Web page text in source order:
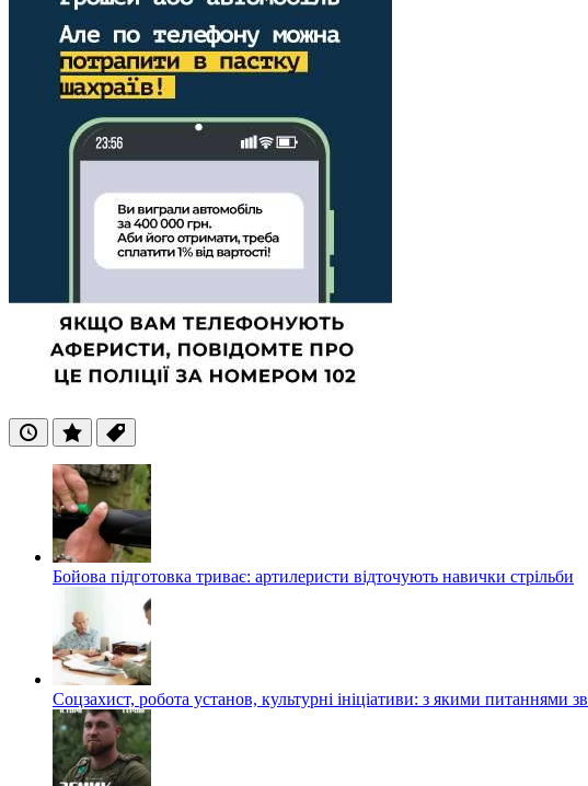
ОстанніПопулярні
Теги
Бойова підготовка триває: артилеристи відточують навички стрільби
Соцзахист, робота установ, культурні ініціативи: з якими питаннями